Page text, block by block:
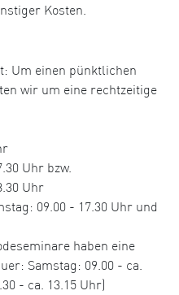
Kosten.
Um einen pünktlichen
wir um eine rechtzeitige
Uhr bzw.
Uhr
09.00 - 17.30 Uhr und
haben eine
Samstag: 09.00 - ca.
- ca. 13.15 Uhr)